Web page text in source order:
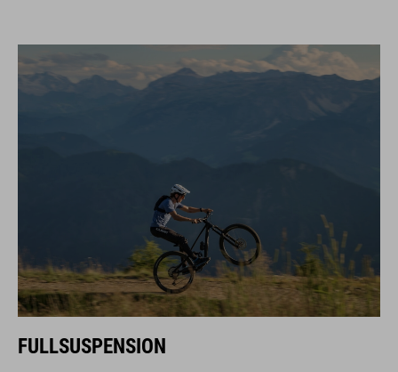
FULLSUSPENSION